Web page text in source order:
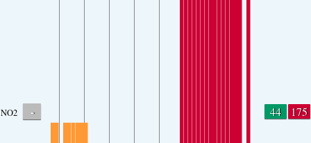
NO2 - 44 175